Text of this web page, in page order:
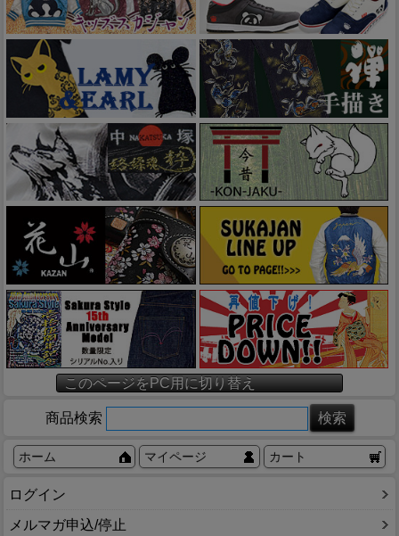
このページをPC用に切り替え
商品検索
ホーム マイページ カート
ログイン
メルマガ申込/停止